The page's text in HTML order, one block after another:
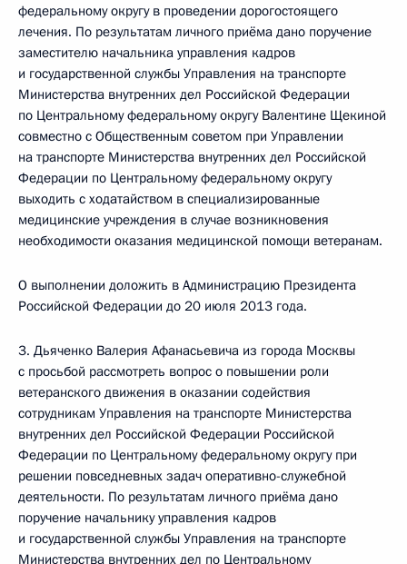
федеральному округу в проведении дорогостоящего
лечения. По результатам личного приёма дано поручение
заместителю начальника управления кадров
и государственной службы Управления на транспорте
Министерства внутренних дел Российской Федерации
по Центральному федеральному округу Валентине Щекиной
совместно с Общественным советом при Управлении
на транспорте Министерства внутренних дел Российской
Федерации по Центральному федеральному округу
выходить с ходатайством в специализированные
медицинские учреждения в случае возникновения
необходимости оказания медицинской помощи ветеранам.
О выполнении доложить в Администрацию Президента
Российской Федерации до 20 июля 2013 года.
3. Дьяченко Валерия Афанасьевича из города Москвы
с просьбой рассмотреть вопрос о повышении роли
ветеранского движения в оказании содействия
сотрудникам Управления на транспорте Министерства
внутренних дел Российской Федерации Российской
Федерации по Центральному федеральному округу при
решении повседневных задач оперативно-служебной
деятельности. По результатам личного приёма дано
поручение начальнику управления кадров
и государственной службы Управления на транспорте
Министерства внутренних дел по Центральному